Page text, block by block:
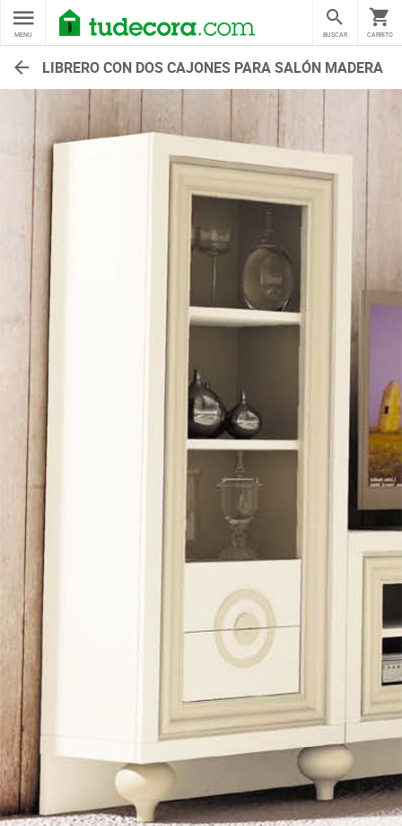
MENU CARRITO
BUSCAR
LIBRERO CON DOS CAJONES PARA SALÓN MADERA